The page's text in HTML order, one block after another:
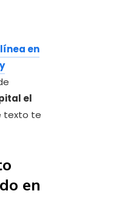
en
el
texto te
en